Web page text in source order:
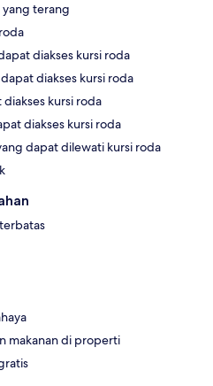
yang terang
diakses kursi roda
diakses kursi roda
kursi roda
diakses kursi roda
dapat dilewati kursi roda
makanan di properti